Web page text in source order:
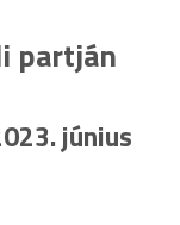
partján
június